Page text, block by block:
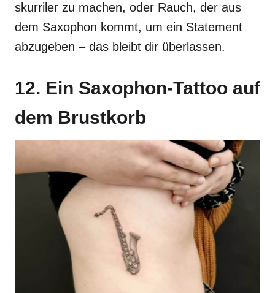
skurriler zu machen, oder Rauch, der aus
dem Saxophon kommt, um ein Statement
abzugeben – das bleibt dir überlassen.
12. Ein Saxophon-Tattoo auf
dem Brustkorb